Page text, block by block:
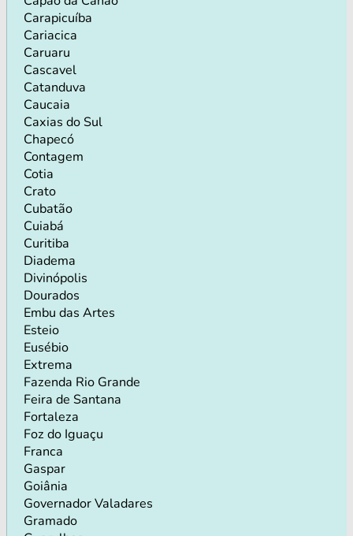
Carapicuíba
Cariacica
Caruaru
Cascavel
Catanduva
Caucaia
Caxias do Sul
Chapecó
Contagem
Cotia
Crato
Cubatão
Cuiabá
Curitiba
Diadema
Divinópolis
Dourados
Embu das Artes
Esteio
Eusébio
Extrema
Fazenda Rio Grande
Feira de Santana
Fortaleza
Foz do Iguaçu
Franca
Gaspar
Goiânia
Governador Valadares
Gramado